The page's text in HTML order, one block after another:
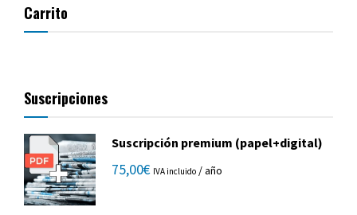
Carrito
Suscripciones
Suscripción premium (papel+digital)
75,00€ IVA incluido / año